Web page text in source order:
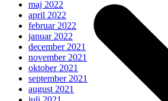
maj 2022
april 2022
februar 2022
januar 2022
december 2021
november 2021
oktober 2021
september 2021
august 2021